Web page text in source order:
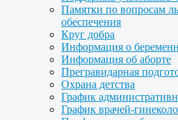
Памятки по вопросам
обеспечения
Круг добра
Информация о
Информация об аборте
Прегравидарная
Охрана детства
График
График врачей-